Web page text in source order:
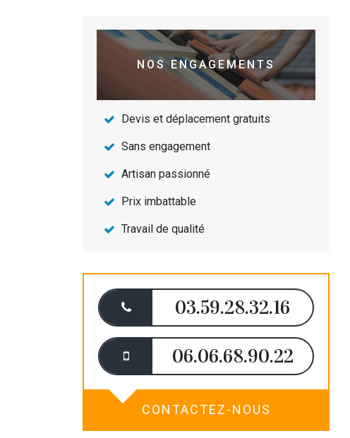
NOS ENGAGEMENTS
Devis et déplacement gratuits
Sans engagement
Artisan passionné
Prix imbattable
Travail de qualité
03.59.28.32.16
06.06.68.90.22
CONTACTEZ-NOUS